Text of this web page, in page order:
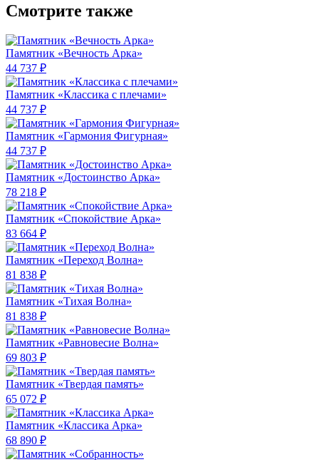
Смотрите также
Памятник «Вечность Арка»
44 737 ₽
Памятник «Классика c плечами»
44 737 ₽
Памятник «Гармония Фигурная»
44 737 ₽
Памятник «Достоинство Арка»
78 218 ₽
Памятник «Спокойствие Арка»
83 664 ₽
Памятник «Переход Волна»
81 838 ₽
Памятник «Тихая Волна»
81 838 ₽
Памятник «Равновесие Волна»
69 803 ₽
Памятник «Твердая память»
65 072 ₽
Памятник «Классика Арка»
68 890 ₽